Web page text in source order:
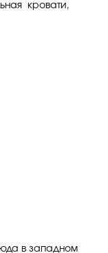
кровати,
в западном